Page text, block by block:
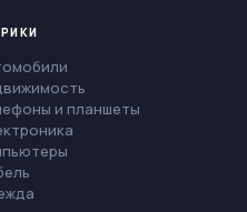
и планшеты